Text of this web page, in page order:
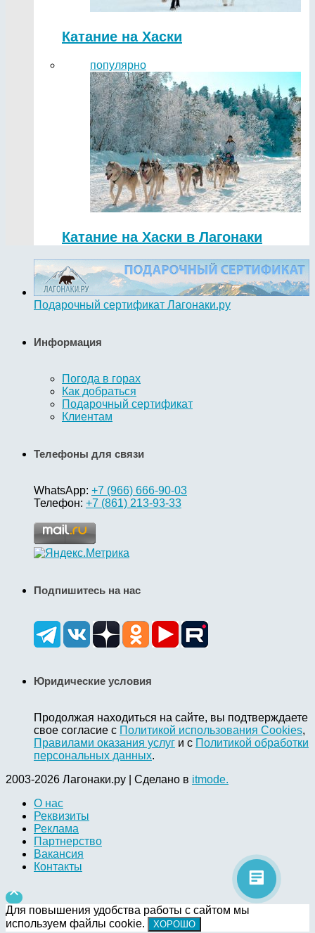
Катание на Хаски
популярно
Катание на Хаски в Лагонаки
Подарочный сертификат Лагонаки.ру
Информация
Погода в горах
Как добраться
Подарочный сертификат
Клиентам
Телефоны для связи
WhatsApp: +7 (966) 666-90-03
Телефон: +7 (861) 213-93-33
Подпишитесь на нас
Юридические условия
Продолжая находиться на сайте, вы подтверждаете
свое согласие с Политикой использования Cookies,
Правилами оказания услуг и с Политикой обработки
персональных данных.
2003-2026 Лагонаки.ру | Сделано в itmode.
О нас
Реквизиты
Реклама
Партнерство
Вакансия
Контакты

Для повышения удобства работы с сайтом мы
используем файлы cookie.
ХОРОШО